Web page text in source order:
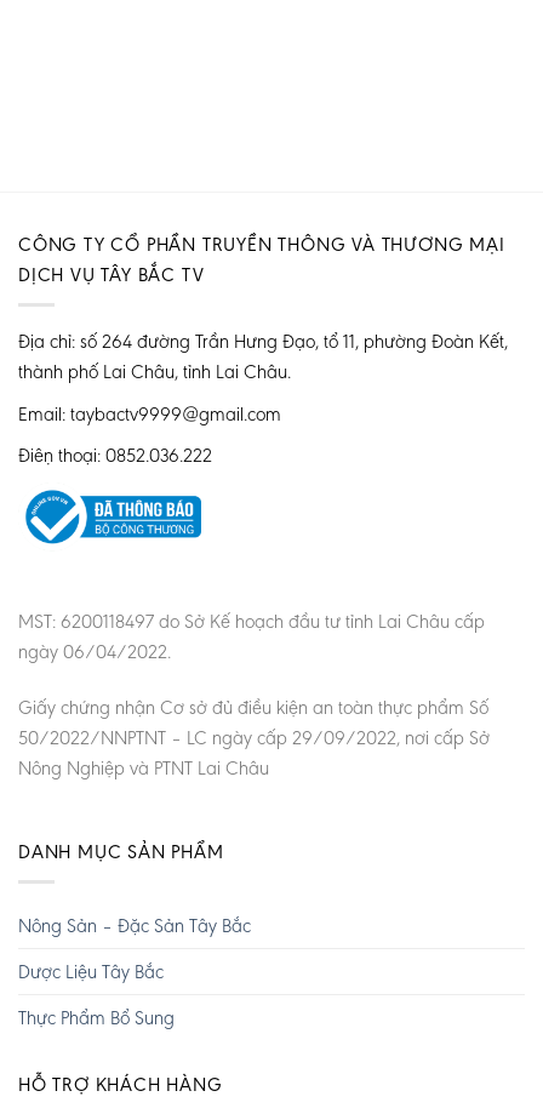
CÔNG TY CỔ PHẦN TRUYỀN THÔNG VÀ THƯƠNG MẠI
DỊCH VỤ TÂY BẮC TV
Địa chỉ: số 264 đường Trần Hưng Đạo, tổ 11, phường Đoàn Kết,
thành phố Lai Châu, tỉnh Lai Châu.
Email: taybactv9999@gmail.com
Điện thoại: 0852.036.222
MST: 6200118497 do Sở Kế hoạch đầu tư tỉnh Lai Châu cấp
ngày 06/04/2022.
Giấy chứng nhận Cơ sở đủ điều kiện an toàn thực phẩm Số
50/2022/NNPTNT – LC ngày cấp 29/09/2022, nơi cấp Sở
Nông Nghiệp và PTNT Lai Châu
DANH MỤC SẢN PHẨM
Nông Sản – Đặc Sản Tây Bắc
Dược Liệu Tây Bắc
Thực Phẩm Bổ Sung
HỖ TRỢ KHÁCH HÀNG